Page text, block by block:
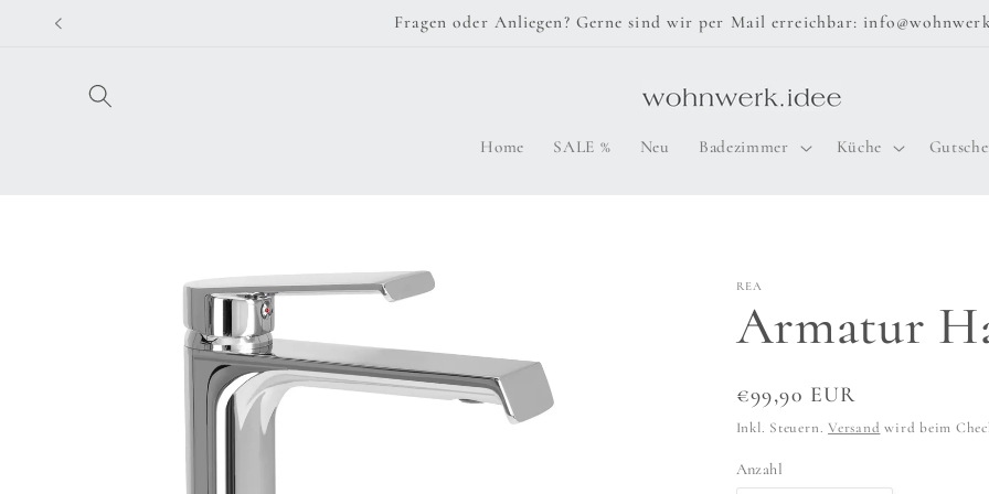
zum
Fragen oder Anliegen? Gerne sind wir per Mail erreichbar:
Home SALE % Neu Badezimmer Küche
Produktinformationen
REA
Armatur
Normaler
Preis
€99,90 EUR
Inkl. Steuern.Versand wird beim
Anzahl
Anzahl